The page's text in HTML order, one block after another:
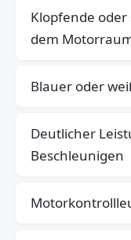
Klopfende
dem
Blauer oder
Deutlicher
Beschleunigen